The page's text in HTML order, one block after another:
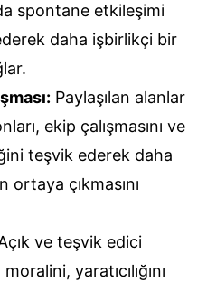
spontane etkileşimi
daha işbirlikçi bir
Paylaşılan alanlar
ekip çalışmasını ve
teşvik ederek daha
çıkmasını
ve teşvik edici
yaratıcılığını